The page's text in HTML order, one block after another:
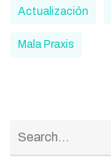
Actualización
Mala Praxis